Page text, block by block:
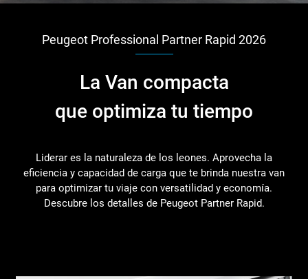
Peugeot Professional Partner Rapid 2026
La Van compacta
que optimiza tu tiempo
Liderar es la naturaleza de los leones. Aprovecha la
eficiencia y capacidad de carga que te brinda nuestra van
para optimizar tu viaje con versatilidad y economía.
Descubre los detalles de Peugeot Partner Rapid.